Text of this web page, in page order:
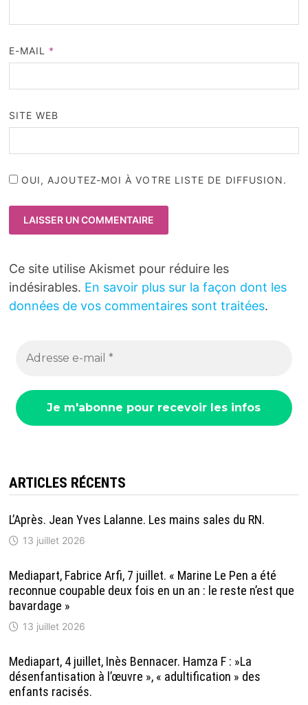
E-MAIL *
SITE WEB
OUI, AJOUTEZ-MOI À VOTRE LISTE DE DIFFUSION.
Ce site utilise Akismet pour réduire les
indésirables. En savoir plus sur la façon dont les
données de vos commentaires sont traitées.
ARTICLES RÉCENTS
L’Après. Jean Yves Lalanne. Les mains sales du RN.
13 juillet 2026
Mediapart, Fabrice Arfi, 7 juillet. « Marine Le Pen a été
reconnue coupable deux fois en un an : le reste n’est que
bavardage »
13 juillet 2026
Mediapart, 4 juillet, Inès Bennacer. Hamza F : »La
désenfantisation à l’œuvre », « adultification » des
enfants racisés.